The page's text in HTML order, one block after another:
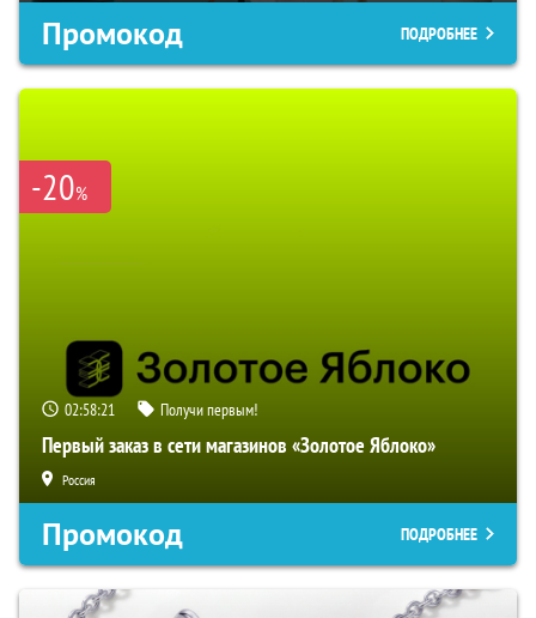
Промокод ПОДРОБНЕЕ
-20%
02:58:20 Получи первым!
Первый заказ в сети магазинов «Золотое Яблоко»
Россия
Промокод ПОДРОБНЕЕ